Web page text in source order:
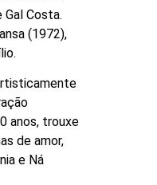
Gal Costa.
(1972),
anos, trouxe
de amor,
e Ná